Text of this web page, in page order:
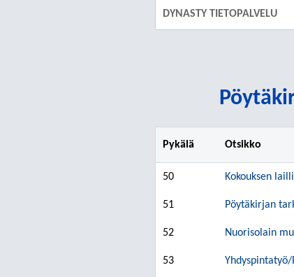
DYNASTY TIETOPALVELU
Pykälä Otsikko
50 Kokouksen
51 Pöytäkirjan
52 Nuorisolain
53 Yhdyspintatyö/